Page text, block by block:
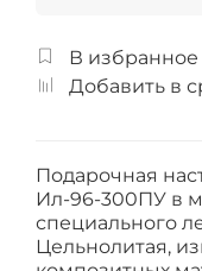
В избранное
Добавить в
Подарочная
Ил-96-300ПУ в
специального
Цельнолитая,